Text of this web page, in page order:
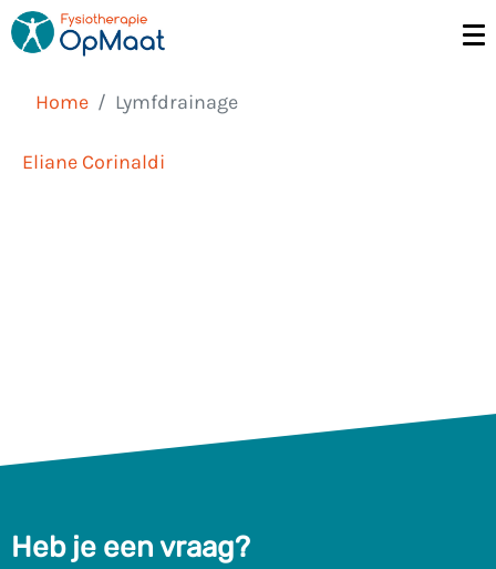
Home Lymfdrainage
Eliane Corinaldi
Heb je een vraag?